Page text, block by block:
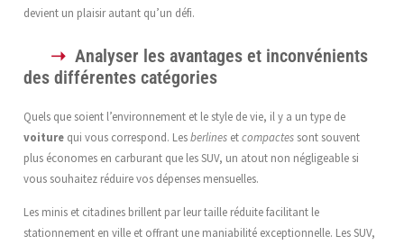
devient un plaisir autant qu’un défi.
Analyser les avantages et inconvénients
des différentes catégories
Quels que soient l’environnement et le style de vie, il y a un type de
voiturequi vous correspond. Lesberlinesetcompactessont souvent
plus économes en carburant que les SUV, un atout non négligeable si
vous souhaitez réduire vos dépenses mensuelles.
Les minis et citadines brillent par leur taille réduite facilitant le
stationnement en ville et offrant une maniabilité exceptionnelle. Les SUV,